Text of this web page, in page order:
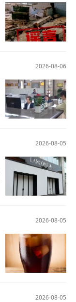
2026-08-06
2026-08-05
2026-08-05
2026-08-05